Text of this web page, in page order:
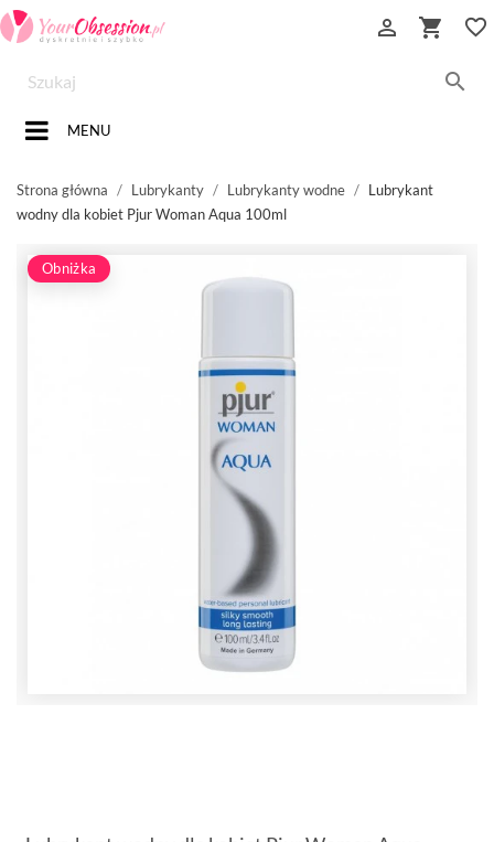
favorite_border



MENU
Strona główna Lubrykanty Lubrykanty wodne
Lubrykant
wodny dla kobiet Pjur Woman Aqua 100ml
Obniżka